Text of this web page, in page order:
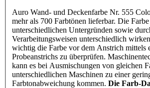
Auro Wand- und Deckenfarbe Nr. 555
mehr als 700 Farbtönen lieferbar. Die
unterschiedlichen Untergründen sowie
Verarbeitungsweisen unterschiedlich
wichtig die Farbe vor dem Anstrich mittels
Probeanstrichs zu überprüfen.
kann es bei Ausmischungen von gleichen
unterschiedlichen Maschinen zu einer
Farbtonabweichung kommen. Die Farb-